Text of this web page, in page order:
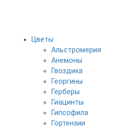
Цветы
Альстромерия
Анемоны
Гвоздика
Георгины
Герберы
Гиацинты
Гипсофила
Гортензии